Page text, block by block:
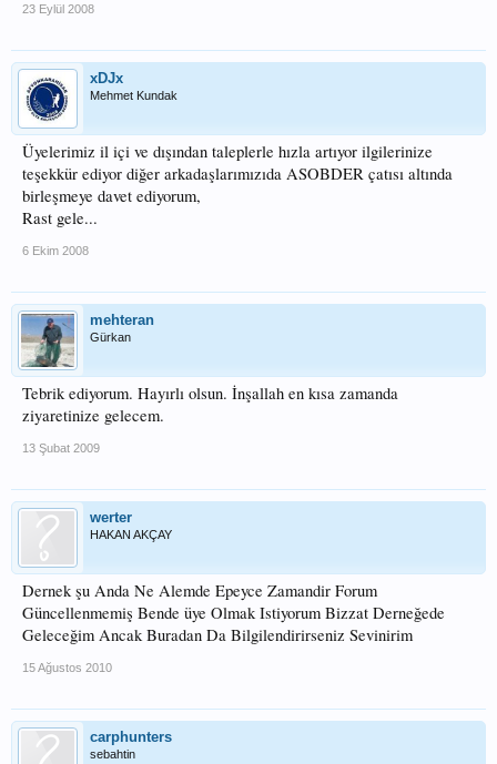
23 Eylül 2008
xDJx
Mehmet Kundak
Üyelerimiz il içi ve dışından taleplerle hızla artıyor ilgilerinize
teşekkür ediyor diğer arkadaşlarımızıda ASOBDER çatısı altında
birleşmeye davet ediyorum,
Rast gele...
6 Ekim 2008
mehteran
Gürkan
Tebrik ediyorum. Hayırlı olsun. İnşallah en kısa zamanda
ziyaretinize gelecem.
13 Şubat 2009
werter
HAKAN AKÇAY
Dernek şu Anda Ne Alemde Epeyce Zamandir Forum
Güncellenmemiş Bende üye Olmak Istiyorum Bizzat Derneğede
Geleceğim Ancak Buradan Da Bilgilendirirseniz Sevinirim
15 Ağustos 2010
carphunters
sebahtin